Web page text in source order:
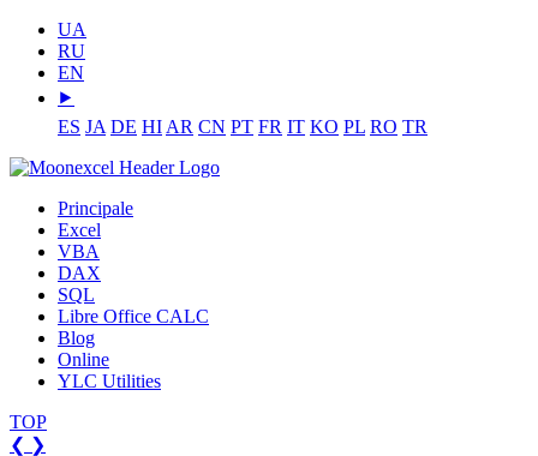
UA
RU
EN
⯈
ES JA DE HI AR CN PT FR IT KO PL RO TR
Principale
Excel
VBA
DAX
SQL
Libre Office CALC
Blog
Online
YLC Utilities
TOP
❮ ❯